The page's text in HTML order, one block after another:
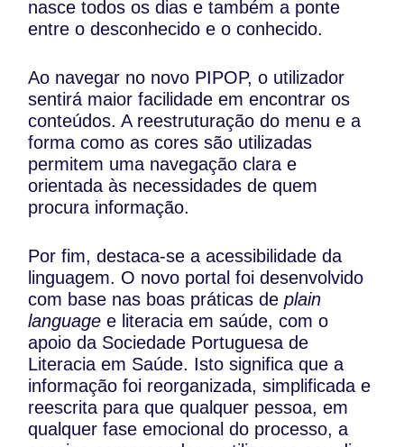
nasce todos os dias e também a ponte
entre o desconhecido e o conhecido.
Ao navegar no novo PIPOP, o utilizador
sentirá maior facilidade em encontrar os
conteúdos. A reestruturação do menu e a
forma como as cores são utilizadas
permitem uma navegação clara e
orientada às necessidades de quem
procura informação.
Por fim, destaca-se a acessibilidade da
linguagem. O novo portal foi desenvolvido
com base nas boas práticas deplain
languagee literacia em saúde, com o
apoio da Sociedade Portuguesa de
Literacia em Saúde. Isto significa que a
informação foi reorganizada, simplificada e
reescrita para que qualquer pessoa, em
qualquer fase emocional do processo, a